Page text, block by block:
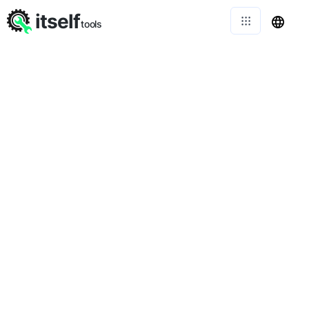
itselftools